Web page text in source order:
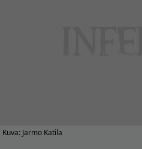
Kuva: Jarmo Katila